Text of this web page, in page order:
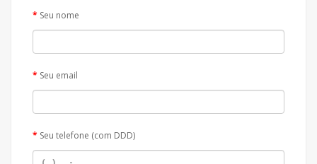
Seu nome
Seu email
Seu telefone (com DDD)